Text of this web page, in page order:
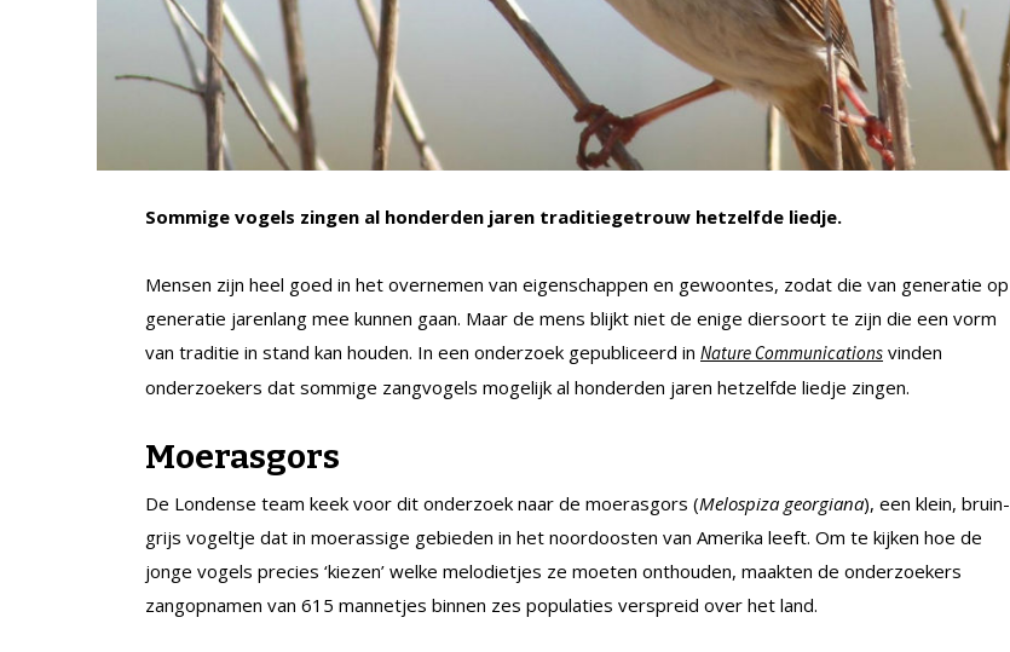
Sommige vogels zingen al honderden jaren traditiegetrouw hetzelfde liedje.
Mensen zijn heel goed in het overnemen van eigenschappen en gewoontes, zodat die van generatie op
generatie jarenlang mee kunnen gaan. Maar de mens blijkt niet de enige diersoort te zijn die een vorm
van traditie in stand kan houden. In een onderzoek gepubliceerd in Nature Communications vinden
onderzoekers dat sommige zangvogels mogelijk al honderden jaren hetzelfde liedje zingen.
Moerasgors
De Londense team keek voor dit onderzoek naar de moerasgors (Melospiza georgiana), een klein, bruin-
grijs vogeltje dat in moerassige gebieden in het noordoosten van Amerika leeft. Om te kijken hoe de
jonge vogels precies ‘kiezen’ welke melodietjes ze moeten onthouden, maakten de onderzoekers
zangopnamen van 615 mannetjes binnen zes populaties verspreid over het land.